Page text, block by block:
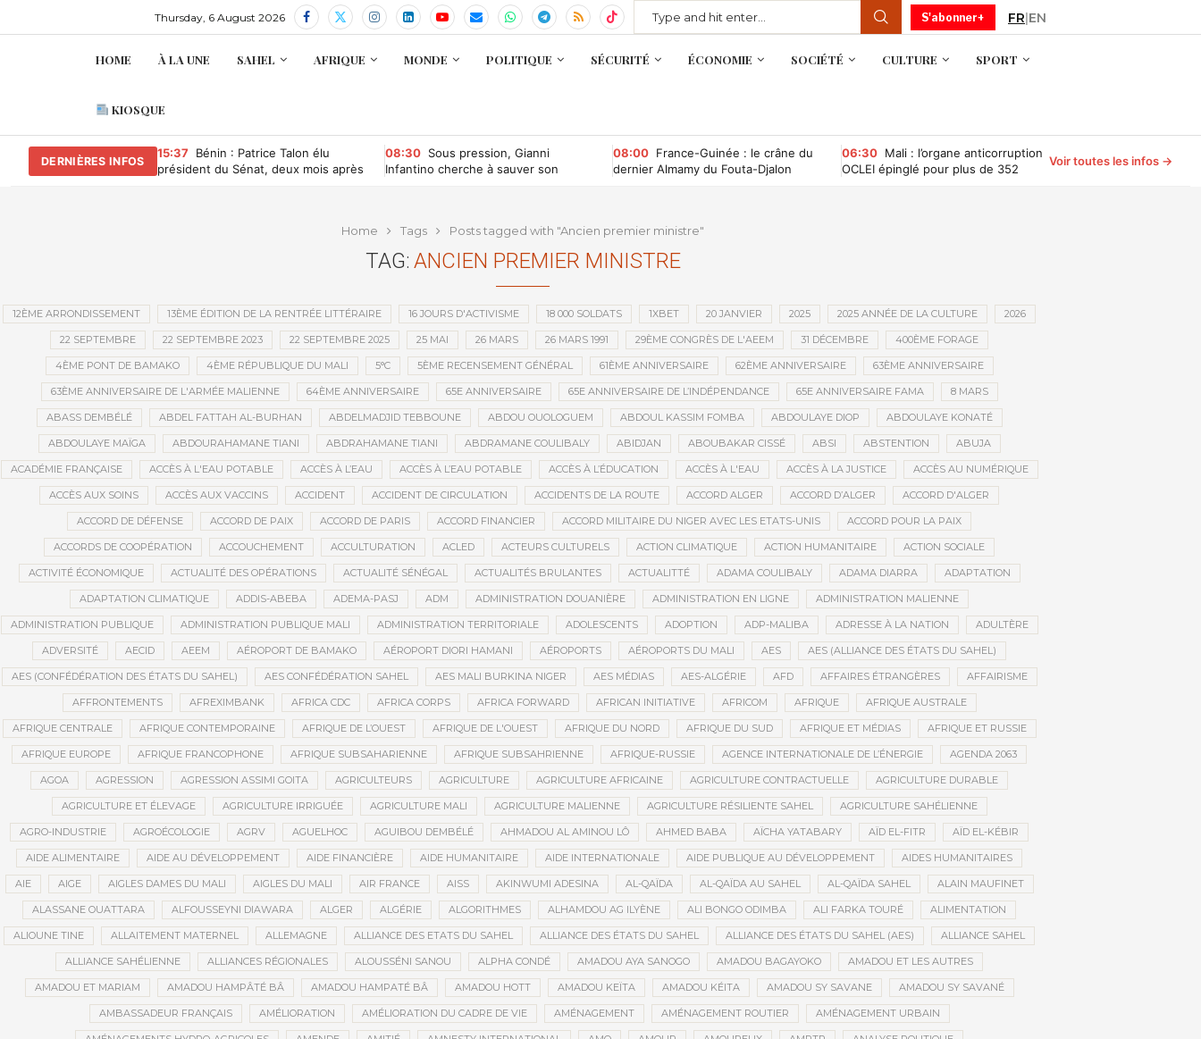
Thursday, 6 August 2026 S'abonner+ FR|EN
HOME À LA UNE SAHEL AFRIQUE MONDE POLITIQUE SÉCURITÉ ÉCONOMIE SOCIÉTÉ CULTURE SPORT
KIOSQUE
DERNIÈRES INFOS
15:37 Bénin : Patrice Talon élu
président du Sénat, deux mois après
08:30 Sous pression, Gianni
Infantino cherche à sauver son
08:00 France-Guinée : le crâne du
dernier Almamy du Fouta-Djalon
06:30 Mali : l’organe anticorruption
OCLEI épinglé pour plus de 352
Voir toutes les infos →
Home Tags Posts tagged with "Ancien premier ministre"
TAG: ANCIEN PREMIER MINISTRE
12ÈME ARRONDISSEMENT 13ÈME ÉDITION DE LA RENTRÉE LITTÉRAIRE 16 JOURS D'ACTIVISME 18 000 SOLDATS 1XBET 20 JANVIER 2025 2025 ANNÉE DE LA CULTURE 2026
22 SEPTEMBRE 22 SEPTEMBRE 2023 22 SEPTEMBRE 2025 25 MAI 26 MARS 26 MARS 1991 29ÈME CONGRÈS DE L'AEEM 31 DÉCEMBRE 400ÈME FORAGE
4ÈME PONT DE BAMAKO 4ÈME RÉPUBLIQUE DU MALI 5°C 5ÈME RECENSEMENT GÉNÉRAL 61ÈME ANNIVERSAIRE 62ÈME ANNIVERSAIRE 63ÈME ANNIVERSAIRE
63ÈME ANNIVERSAIRE DE L'ARMÉE MALIENNE 64ÈME ANNIVERSAIRE 65E ANNIVERSAIRE 65E ANNIVERSAIRE DE L’INDÉPENDANCE 65E ANNIVERSAIRE FAMA 8 MARS
ABASS DEMBÉLÉ ABDEL FATTAH AL-BURHAN ABDELMADJID TEBBOUNE ABDOU OUOLOGUEM ABDOUL KASSIM FOMBA ABDOULAYE DIOP ABDOULAYE KONATÉ
ABDOULAYE MAÏGA ABDOURAHAMANE TIANI ABDRAHAMANE TIANI ABDRAMANE COULIBALY ABIDJAN ABOUBAKAR CISSÉ ABSI ABSTENTION ABUJA
ACADÉMIE FRANÇAISE ACCÈS À L'EAU POTABLE ACCÈS À L’EAU ACCÈS À L’EAU POTABLE ACCÈS À L’ÉDUCATION ACCÈS À L'EAU ACCÈS À LA JUSTICE ACCÈS AU NUMÉRIQUE
ACCÈS AUX SOINS ACCÈS AUX VACCINS ACCIDENT ACCIDENT DE CIRCULATION ACCIDENTS DE LA ROUTE ACCORD ALGER ACCORD D’ALGER ACCORD D'ALGER
ACCORD DE DÉFENSE ACCORD DE PAIX ACCORD DE PARIS ACCORD FINANCIER ACCORD MILITAIRE DU NIGER AVEC LES ETATS-UNIS ACCORD POUR LA PAIX
ACCORDS DE COOPÉRATION ACCOUCHEMENT ACCULTURATION ACLED ACTEURS CULTURELS ACTION CLIMATIQUE ACTION HUMANITAIRE ACTION SOCIALE
ACTIVITÉ ÉCONOMIQUE ACTUALITÉ DES OPÉRATIONS ACTUALITÉ SÉNÉGAL ACTUALITÉS BRULANTES ACTUALITTÉ ADAMA COULIBALY ADAMA DIARRA ADAPTATION
ADAPTATION CLIMATIQUE ADDIS-ABEBA ADEMA-PASJ ADM ADMINISTRATION DOUANIÈRE ADMINISTRATION EN LIGNE ADMINISTRATION MALIENNE
ADMINISTRATION PUBLIQUE ADMINISTRATION PUBLIQUE MALI ADMINISTRATION TERRITORIALE ADOLESCENTS ADOPTION ADP-MALIBA ADRESSE À LA NATION ADULTÈRE
ADVERSITÉ AECID AEEM AÉROPORT DE BAMAKO AÉROPORT DIORI HAMANI AÉROPORTS AÉROPORTS DU MALI AES AES (ALLIANCE DES ÉTATS DU SAHEL)
AES (CONFÉDÉRATION DES ÉTATS DU SAHEL) AES CONFÉDÉRATION SAHEL AES MALI BURKINA NIGER AES MÉDIAS AES-ALGÉRIE AFD AFFAIRES ÉTRANGÈRES AFFAIRISME
AFFRONTEMENTS AFREXIMBANK AFRICA CDC AFRICA CORPS AFRICA FORWARD AFRICAN INITIATIVE AFRICOM AFRIQUE AFRIQUE AUSTRALE
AFRIQUE CENTRALE AFRIQUE CONTEMPORAINE AFRIQUE DE L’OUEST AFRIQUE DE L'OUEST AFRIQUE DU NORD AFRIQUE DU SUD AFRIQUE ET MÉDIAS AFRIQUE ET RUSSIE
AFRIQUE EUROPE AFRIQUE FRANCOPHONE AFRIQUE SUBSAHARIENNE AFRIQUE SUBSAHRIENNE AFRIQUE-RUSSIE AGENCE INTERNATIONALE DE L’ÉNERGIE AGENDA 2063
AGOA AGRESSION AGRESSION ASSIMI GOITA AGRICULTEURS AGRICULTURE AGRICULTURE AFRICAINE AGRICULTURE CONTRACTUELLE AGRICULTURE DURABLE
AGRICULTURE ET ÉLEVAGE AGRICULTURE IRRIGUÉE AGRICULTURE MALI AGRICULTURE MALIENNE AGRICULTURE RÉSILIENTE SAHEL AGRICULTURE SAHÉLIENNE
AGRO-INDUSTRIE AGROÉCOLOGIE AGRV AGUELHOC AGUIBOU DEMBÉLÉ AHMADOU AL AMINOU LÔ AHMED BABA AÏCHA YATABARY AÏD EL-FITR AÏD EL-KÉBIR
AIDE ALIMENTAIRE AIDE AU DÉVELOPPEMENT AIDE FINANCIÈRE AIDE HUMANITAIRE AIDE INTERNATIONALE AIDE PUBLIQUE AU DÉVELOPPEMENT AIDES HUMANITAIRES
AIE AIGE AIGLES DAMES DU MALI AIGLES DU MALI AIR FRANCE AISS AKINWUMI ADESINA AL-QAÏDA AL-QAÏDA AU SAHEL AL-QAÏDA SAHEL ALAIN MAUFINET
ALASSANE OUATTARA ALFOUSSEYNI DIAWARA ALGER ALGÉRIE ALGORITHMES ALHAMDOU AG ILYÈNE ALI BONGO ODIMBA ALI FARKA TOURÉ ALIMENTATION
ALIOUNE TINE ALLAITEMENT MATERNEL ALLEMAGNE ALLIANCE DES ETATS DU SAHEL ALLIANCE DES ÉTATS DU SAHEL ALLIANCE DES ÉTATS DU SAHEL (AES) ALLIANCE SAHEL
ALLIANCE SAHÉLIENNE ALLIANCES RÉGIONALES ALOUSSÉNI SANOU ALPHA CONDÉ AMADOU AYA SANOGO AMADOU BAGAYOKO AMADOU ET LES AUTRES
AMADOU ET MARIAM AMADOU HAMPÂTÉ BÂ AMADOU HAMPATÉ BÂ AMADOU HOTT AMADOU KEÏTA AMADOU KÉITA AMADOU SY SAVANE AMADOU SY SAVANÉ
AMBASSADEUR FRANÇAIS AMÉLIORATION AMÉLIORATION DU CADRE DE VIE AMÉNAGEMENT AMÉNAGEMENT ROUTIER AMÉNAGEMENT URBAIN